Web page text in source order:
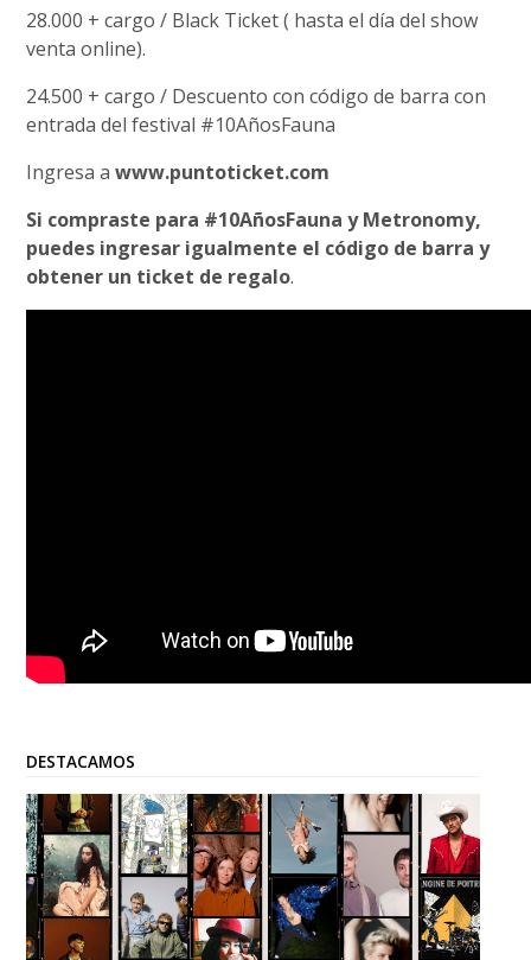
28.000 + cargo / Black Ticket ( hasta el día del show
venta online).
24.500 + cargo / Descuento con código de barra con
entrada del festival #10AñosFauna
Ingresa awww.puntoticket.com
Si compraste para #10AñosFauna y Metronomy,
puedes ingresar igualmente el código de barra y
obtener un ticket de regalo.
DESTACAMOS